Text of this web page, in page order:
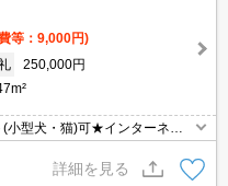
等：9,000円)
250,000円
型犬・猫)可★インターネッ
実の2LDK♪スーパーが徒歩圏
詳細を見る